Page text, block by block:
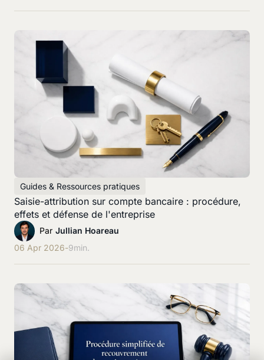
Guides & Ressources pratiques
Saisie-attribution sur compte bancaire : procédure,
effets et défense de l'entreprise
Par Jullian Hoareau
06 Apr 2026-9min.